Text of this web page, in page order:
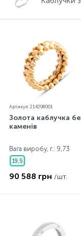
Артикул: 214298001
Золота каблучка
каменів
Вага виробу, г.: 9,73
19,5
90 588 грн /шт.
Про нас
Оплата та доставка
Срібні
Срібні
Золоті ланцюги